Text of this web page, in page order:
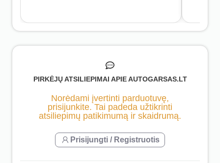
PIRKĖJŲ ATSILIEPIMAI APIE AUTOGARSAS.LT
Norėdami įvertinti parduotuvę,
prisijunkite. Tai padeda užtikrinti
atsiliepimų patikimumą ir skaidrumą.
Prisijungti / Registruotis